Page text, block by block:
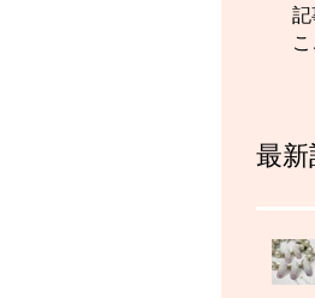
記
最新